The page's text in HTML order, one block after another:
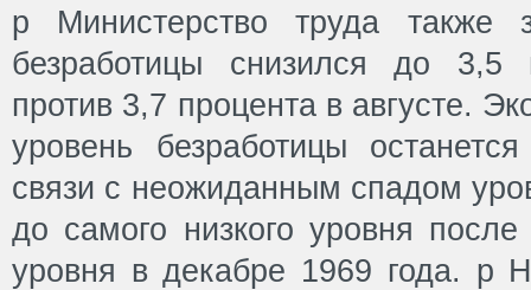
p Министерство труда также
безработицы снизился до 3,5
против 3,7 процента в августе.
уровень безработицы
связи с неожиданным спадом
до самого низкого уровня
уровня в декабре 1969 года. p